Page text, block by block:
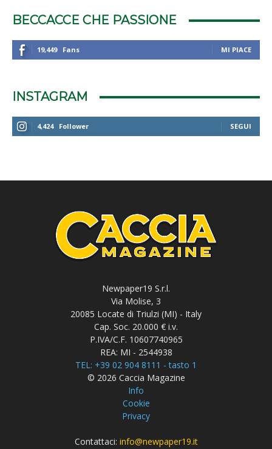
BECCACCE CHE PASSIONE
19,449 Fans MI PIACE
INSTAGRAM
4,424 Follower SEGUI
Newpaper19 S.r.l.
Via Molise, 3
20085 Locate di Triulzi (MI) - Italy
Cap. Soc. 20.000 € i.v.
P.IVA/C.F. 10607740965
REA: MI - 2544938
TEL: +39 02 904 8111 - tasto 1
© 2026 Caccia Magazine
Info
Cookie
Privacy
Contattaci: info@newpaper19.it